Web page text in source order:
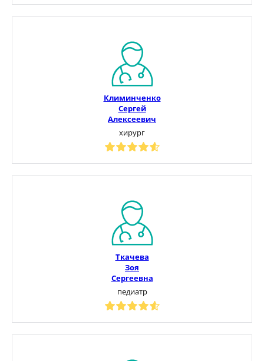
Климинченко
Сергей
Алексеевич
хирург
Ткачева
Зоя
Сергеевна
педиатр